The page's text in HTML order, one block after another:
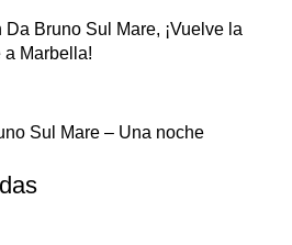
Bruno Sul Mare, ¡Vuelve la
a Marbella!
Sul Mare – Una noche